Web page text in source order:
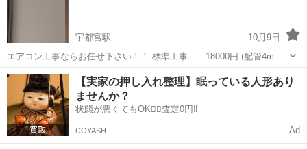
宇都宮駅
10月9日
エアコン工事ならお任せ下さい！！ 標準工事 18000円 (配管4mま
で、テープ巻き仕上げ) 2F-1Fの立ち下ろしなども可能ですので お気軽
にお声掛け下さい。 お見積もり即日又は、次の日までにはお出しいた
します。 ...
栃木 宇都宮市 宇都宮駅 その他
【実家の押し入れ整理】眠っている人形あり
ませんか？
状態が悪くてもOK🙆‍♀️査定0円‼️
COYASH Ad